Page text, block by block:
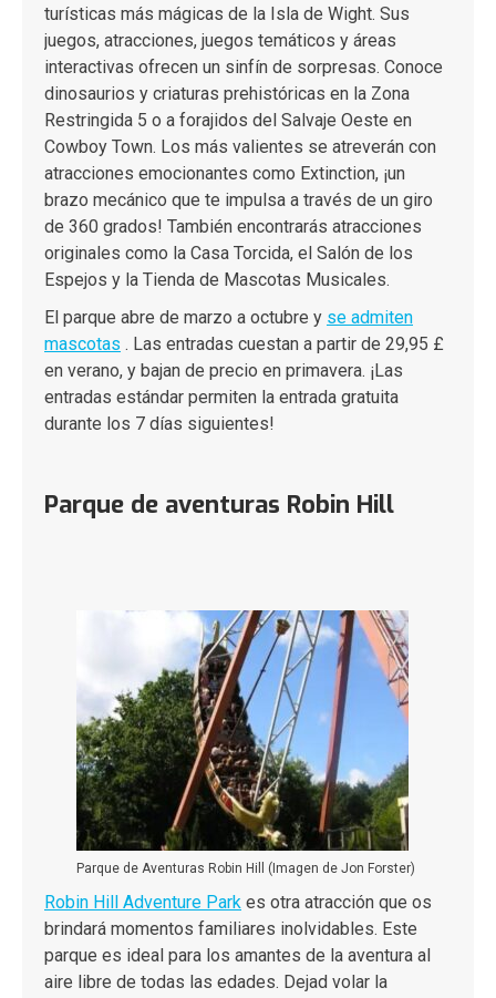
turísticas más mágicas de la Isla de Wight. Sus
juegos, atracciones, juegos temáticos y áreas
interactivas ofrecen un sinfín de sorpresas. Conoce
dinosaurios y criaturas prehistóricas en la Zona
Restringida 5 o a forajidos del Salvaje Oeste en
Cowboy Town. Los más valientes se atreverán con
atracciones emocionantes como Extinction, ¡un
brazo mecánico que te impulsa a través de un giro
de 360 grados! También encontrarás atracciones
originales como la Casa Torcida, el Salón de los
Espejos y la Tienda de Mascotas Musicales.
El parque abre de marzo a octubre y se admiten
mascotas . Las entradas cuestan a partir de 29,95 £
en verano, y bajan de precio en primavera. ¡Las
entradas estándar permiten la entrada gratuita
durante los 7 días siguientes!
Parque de aventuras Robin Hill
Parque de Aventuras Robin Hill (Imagen de Jon Forster)
Robin Hill Adventure Park es otra atracción que os
brindará momentos familiares inolvidables. Este
parque es ideal para los amantes de la aventura al
aire libre de todas las edades. Dejad volar la